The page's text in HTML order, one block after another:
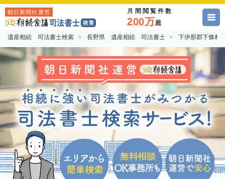
朝日新聞社運営 月間閲覧件数
200万超
遺産相続 司法書士検索 長野県 遺産相続 司法書士 下伊那郡下條